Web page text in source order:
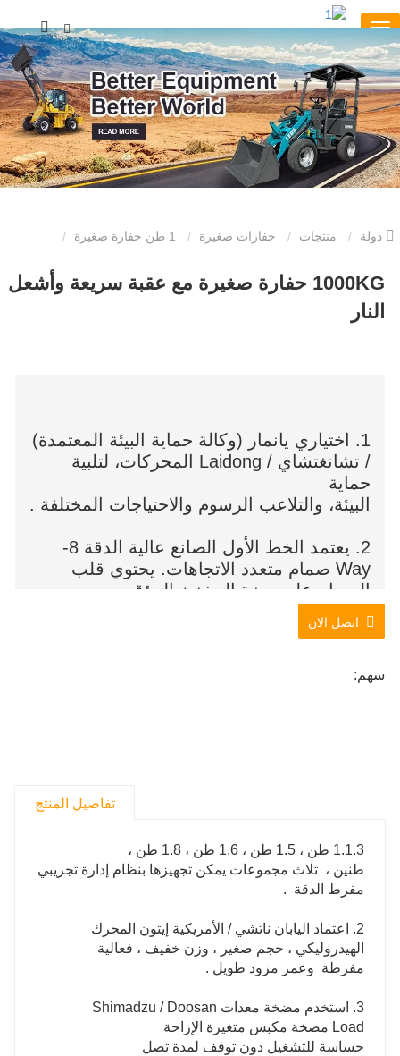
منتجات حفارات صغيرة 1 طن حفارة صغيرة
1000KG حفارة صغيرة مع عقبة سريعة وأشعل النار
1000KG حفارة صغيرة مع عقبة سريعة وأشعل
النار
1. اختياري يانمار (وكالة حماية البيئة المعتمدة)
/ تشانغتشاي / Laidong المحركات، لتلبية
حماية
البيئة، والتلاعب الرسوم والاحتياجات المختلفة .
2. يعتمد الخط الأول الصانع عالية الدقة 8-
Way صمام متعدد الاتجاهات. يحتوي قلب
الصمام على ميزة المخزن المؤقت
مما يجعل الحركة مرنة للغاية .
اتصل الان
سهم:
تفاصيل المنتج
1.1.3 طن ، 1.5 طن ، 1.6 طن ، 1.8 طن ،
طنين ، ثلاث مجموعات يمكن تجهيزها بنظام إدارة تجريبي
مفرط الدقة .
2. اعتماد اليابان ناتشي / الأمريكية إيتون المحرك
الهيدروليكي ، حجم صغير ، وزن خفيف ، فعالية
مفرطة وعمر مزود طويل .
3. استخدم مضخة معدات Shimadzu / Doosan
Load مضخة مكبس متغيرة الإزاحة
حساسة للتشغيل دون توقف لمدة تصل